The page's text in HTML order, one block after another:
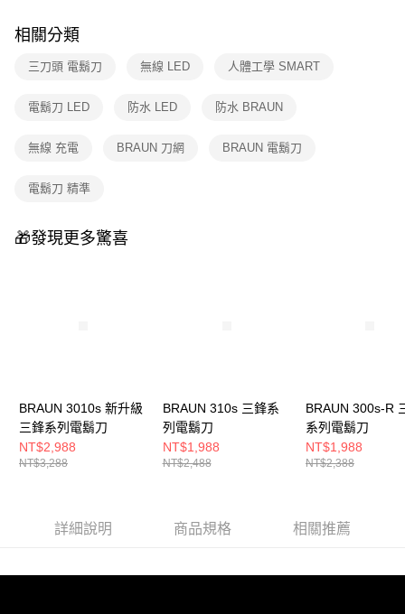
相關分類
三刀頭 電鬍刀 無線 LED 人體工學 SMART
電鬍刀 LED 防水 LED 防水 BRAUN
無線 充電 BRAUN 刀網 BRAUN 電鬍刀
電鬍刀 精準
🎁發現更多驚喜
BRAUN 3010s 新升級
三鋒系列電鬍刀
NT$2,988
NT$3,288
BRAUN 310s 三鋒系
列電鬍刀
NT$1,988
NT$2,488
BRAUN 300s-R
系列電鬍刀
NT$1,988
NT$2,388
詳細說明 商品規格 相關推薦